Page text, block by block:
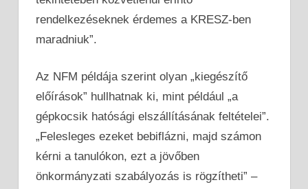
rendelkezéseknek érdemes a KRESZ-ben
maradniuk”.
Az NFM példája szerint olyan „kiegészítő
előírások” hullhatnak ki, mint például „a
gépkocsik hatósági elszállításának feltételei”.
„Felesleges ezeket bebiflázni, majd számon
kérni a tanulókon, ezt a jövőben
önkormányzati szabályozás is rögzítheti” –